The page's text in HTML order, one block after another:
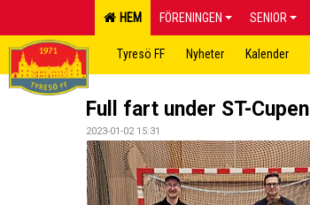
HEM FÖRENINGEN SENIOR
Tyresö FF Nyheter Kalender
Full fart under ST-Cupen
2023-01-02 15:31